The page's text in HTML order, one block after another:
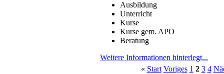
Ausbildung
Unterricht
Kurse
Kurse gem. APO
Beratung
Weitere Informationen hinterlegt...
« Start Voriges 1 2 3 4